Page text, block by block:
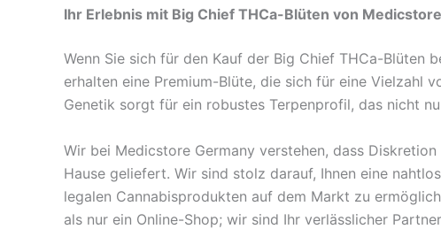
Ihr Erlebnis mit Big Chief THCa-Blüten von
Wenn Sie sich für den Kauf der Big Chief THCa-Blüten
erhalten eine Premium-Blüte, die sich für eine Vielzahl
Genetik sorgt für ein robustes Terpenprofil, das nicht
Wir bei Medicstore Germany verstehen, dass
Hause geliefert. Wir sind stolz darauf, Ihnen eine
legalen Cannabisprodukten auf dem Markt zu
als nur ein Online-Shop; wir sind Ihr verlässlicher